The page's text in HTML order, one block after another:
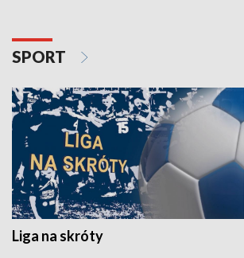
SPORT
Liga na skróty